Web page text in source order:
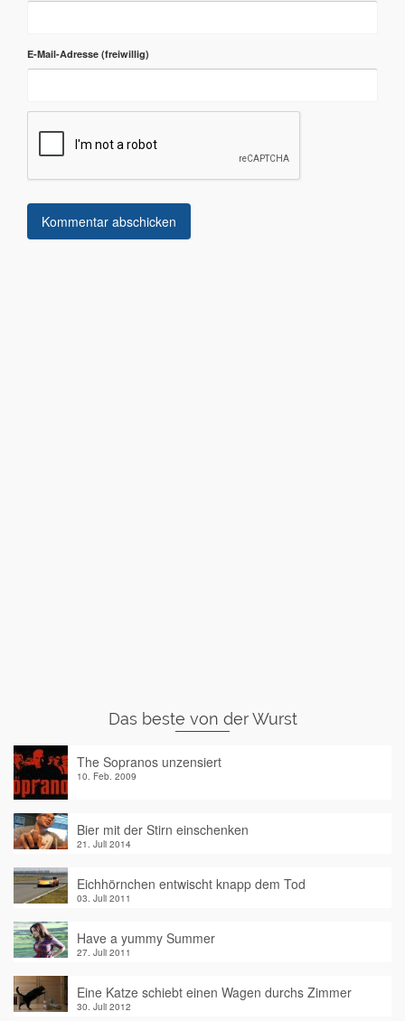
E-Mail-Adresse
Das beste von der Wurst
The Sopranos unzensiert
10. Feb. 2009
Bier mit der Stirn einschenken
21. Juli 2014
Eichhörnchen entwischt knapp dem Tod
03. Juli 2011
Have a yummy Summer
27. Juli 2011
Eine Katze schiebt einen Wagen durchs Zimmer
30. Juli 2012